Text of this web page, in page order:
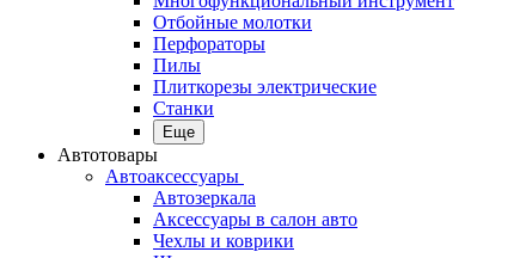
Отбойные молотки
Перфораторы
Пилы
Плиткорезы электрические
Станки
Еще
Автотовары
Автоаксессуары
Автозеркала
Аксессуары в салон авто
Чехлы и коврики